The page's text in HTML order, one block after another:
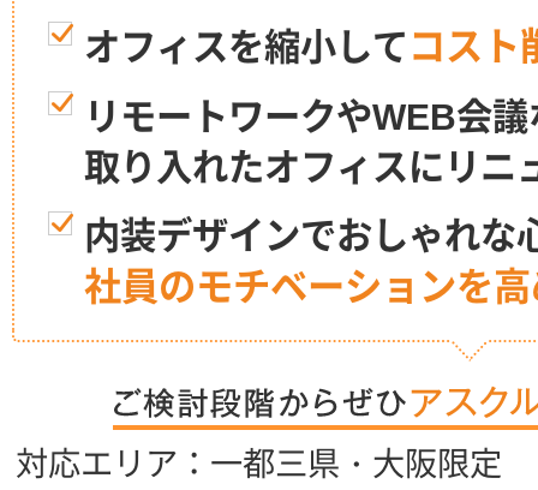
オフィスを縮小して コスト
リモートワークやWEB会議
取り入れたオフィスにリニ
内装デザインでおしゃれな
社員のモチベーションを
対応エリア：一都三県・大阪限